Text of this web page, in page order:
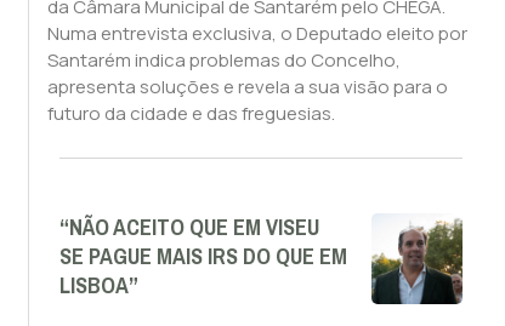
da Câmara Municipal de Santarém pelo CHEGA.
Numa entrevista exclusiva, o Deputado eleito por
Santarém indica problemas do Concelho,
apresenta soluções e revela a sua visão para o
futuro da cidade e das freguesias.
“NÃO ACEITO QUE EM VISEU
SE PAGUE MAIS IRS DO QUE EM
LISBOA”